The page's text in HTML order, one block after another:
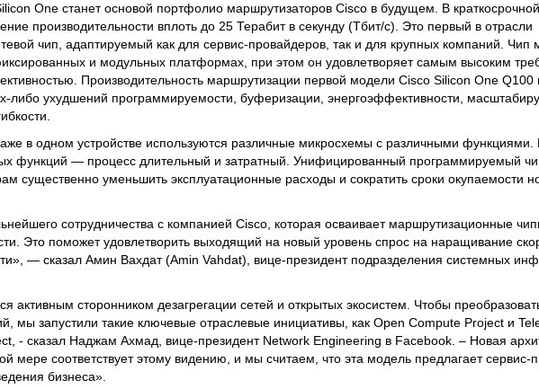
One станет основой портфолио маршрутизаторов Cisco в будущем. В
производительности вплоть до 25 Терабит в секунду (Тбит/с). Это первый в отрасли
чип, адаптируемый как для сервис-провайдеров, так и для крупных компаний. Чип
и модульных платформах, при этом он удовлетворяет самым высоким
Производительность маршрутизации первой модели Cisco Silicon One
либо ухудшений программируемости, буферизации, энергоэффективности,
в одном устройстве используются различные микросхемы с различными функциями.
функций — процесс длительный и затратный. Унифицированный программируемый
существенно уменьшить эксплуатационные расходы и сократить сроки окупаемости
сотрудничества с компанией Cisco, которая осваивает маршрутизационные
Это поможет удовлетворить выходящий на новый уровень спрос на наращивание
— сказал Амин Вахдат (Amin Vahdat), вице-президент подразделения системных
активным сторонником дезагрегации сетей и открытых экосистем. Чтобы
мы запустили такие ключевые отраслевые инициативы, как Open Compute Project и
- сказал Наджам Ахмад, вице-президент Network Engineering в Facebook. – Новая
мере соответствует этому видению, и мы считаем, что эта модель предлагает сервис-
бизнеса».